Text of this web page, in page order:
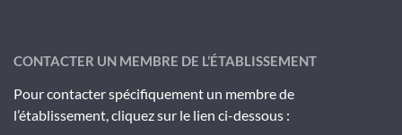
CONTACTER UN MEMBRE DE L’ÉTABLISSEMENT
Pour contacter spécifiquement un membre de
l’établissement, cliquez sur le lien ci-dessous :